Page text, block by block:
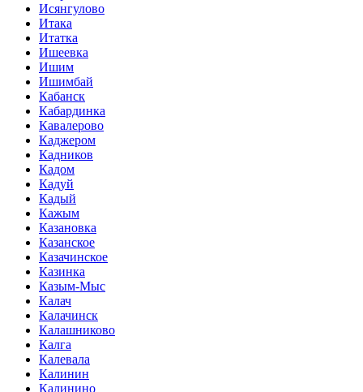
Исянгулово
Итака
Итатка
Ишеевка
Ишим
Ишимбай
Кабанск
Кабардинка
Кавалерово
Каджером
Кадников
Кадом
Кадуй
Кадый
Кажым
Казановка
Казанское
Казачинское
Казинка
Казым-Мыс
Калач
Калачинск
Калашниково
Калга
Калевала
Калинин
Калинино